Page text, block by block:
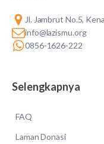
Jl. Jambrut No.5,
info@lazismu.org
0856-1626-222
Selengkapnya
FAQ
Laman Donasi